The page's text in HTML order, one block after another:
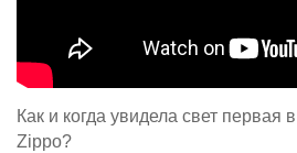
Как и когда увидела свет первая
Zippo?